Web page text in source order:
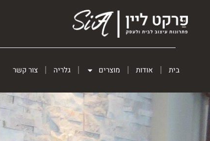
בית אודות מוצרים גלריה צור קשר